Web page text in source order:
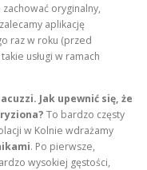
oryginalny,
aplikację
raz w roku (przed
usługi w ramach
Jak upewnić się, że
To bardzo częsty
w Kolnie wdrażamy
. Po pierwsze,
wysokiej gęstości,